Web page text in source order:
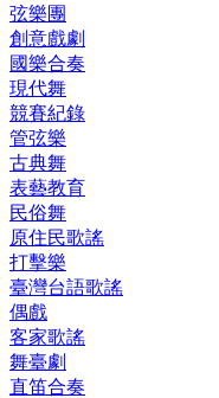
弦樂團
創意戲劇
國樂合奏
現代舞
競賽紀錄
管弦樂
古典舞
表藝教育
民俗舞
原住民歌謠
打擊樂
臺灣台語歌謠
偶戲
客家歌謠
舞臺劇
直笛合奏